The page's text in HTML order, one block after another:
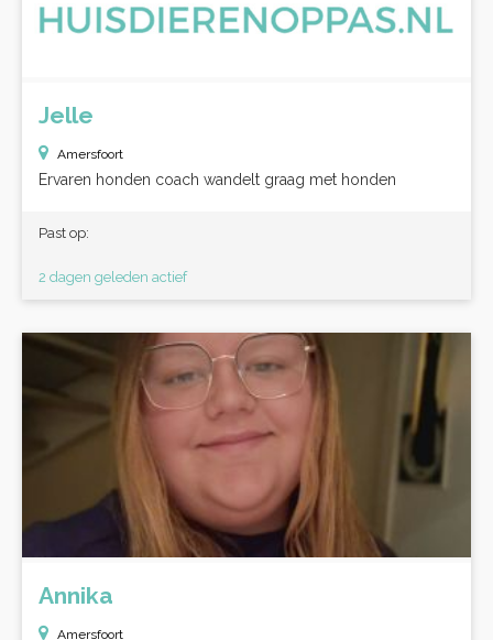
Jelle
Amersfoort
Ervaren honden coach wandelt graag met honden
Past op:
2 dagen geleden actief
Annika
Amersfoort